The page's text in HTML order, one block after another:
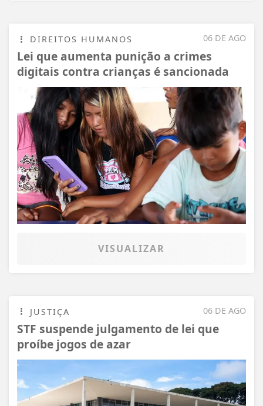
06 DE AGO
DIREITOS HUMANOS
Lei que aumenta punição a crimes
digitais contra crianças é sancionada
VISUALIZAR
06 DE AGO
JUSTIÇA
STF suspende julgamento de lei que
proíbe jogos de azar